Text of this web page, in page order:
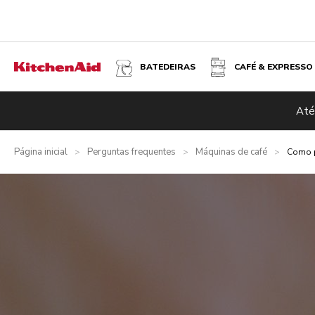
BATEDEIRAS CAFÉ & EXPRESSO
Página inicial > Perguntas frequentes > Máquinas de café > Como